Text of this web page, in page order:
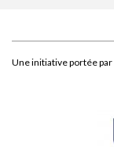
Une initiative portée par